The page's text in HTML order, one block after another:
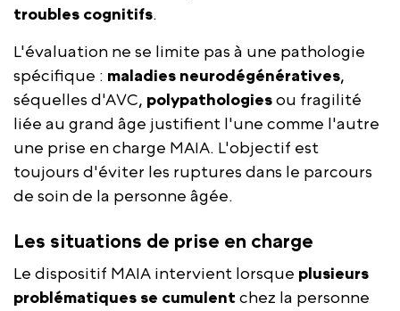
troubles cognitifs.
L'évaluation ne se limite pas à une pathologie
spécifique : maladies neurodégénératives,
séquelles d'AVC, polypathologiesou fragilité
liée au grand âge justifient l'une comme l'autre
une prise en charge MAIA. L'objectif est
toujours d'éviter les ruptures dans le parcours
de soin de la personne âgée.
Les situations de prise en charge
Le dispositif MAIA intervient lorsque plusieurs
problématiques se cumulentchez la personne